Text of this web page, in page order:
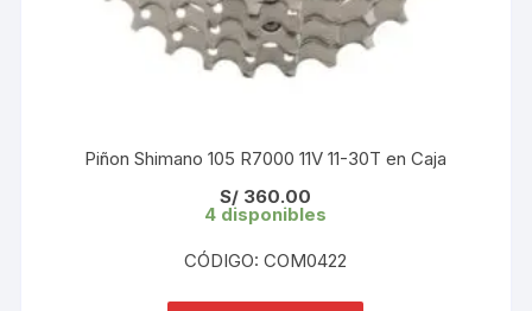
Piñon Shimano 105 R7000 11V 11-30T en Caja
S/ 360.00
4 disponibles
CÓDIGO: COM0422